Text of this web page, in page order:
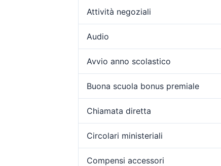
Attività negoziali
Audio
Avvio anno scolastico
Buona scuola bonus premiale
Chiamata diretta
Circolari ministeriali
Compensi accessori